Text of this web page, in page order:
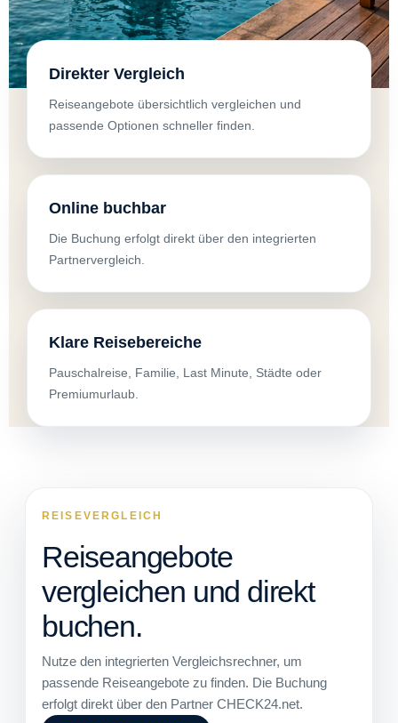
Direkter Vergleich
Reiseangebote übersichtlich vergleichen und
passende Optionen schneller finden.
Online buchbar
Die Buchung erfolgt direkt über den integrierten
Partnervergleich.
Klare Reisebereiche
Pauschalreise, Familie, Last Minute, Städte oder
Premiumurlaub.
REISEVERGLEICH
Reiseangebote
vergleichen und direkt
buchen.
Nutze den integrierten Vergleichsrechner, um
passende Reiseangebote zu finden. Die Buchung
erfolgt direkt über den Partner CHECK24.net.